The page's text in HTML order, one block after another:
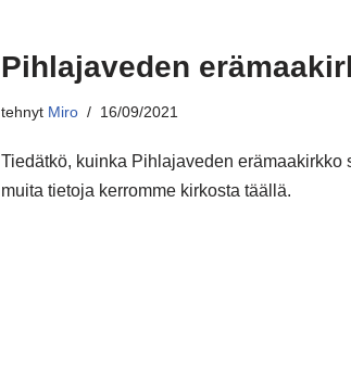
Pihlajaveden
tehnyt Miro 16/09/2021
Tiedätkö, kuinka Pihlajaveden
muita tietoja kerromme kirkosta täällä.